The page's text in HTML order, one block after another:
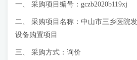
一、 采购项目编号：gczb2020b119xj
二、 采购项目名称：中山市三乡医院
设备购置项目
三、 采购方式：询价